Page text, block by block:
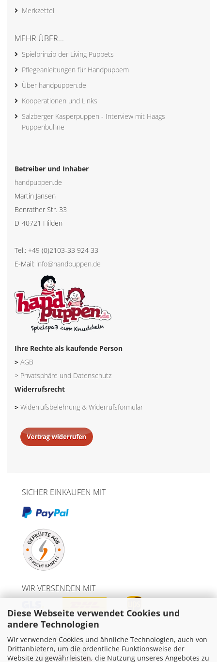
Diese Webseite verwendet Cookies und
andere Technologien
Wir verwenden Cookies und ähnliche Technologien, auch von
Drittanbietern, um die ordentliche Funktionsweise der
Website zu gewährleisten, die Nutzung unseres Angebotes zu
Merkzettel
MEHR ÜBER...
Spielprinzip der Living Puppets
Pflegeanleitungen für Handpuppem
Über handpuppen.de
Kooperationen und Links
Salzberger Kasperpuppen - Interview mit Haags
Puppenbühne
Betreiber und Inhaber
handpuppen.de
Martin Jansen
Benrather Str. 33
D-40721 Hilden
Tel.: +49 (0)2103-33 924 33
E-Mail: info@handpuppen.de
Ihre Rechte als kaufende Person
> AGB
> Privatsphäre und Datenschutz
Widerrufsrecht
> Widerrufsbelehrung & Widerrufsformular
SICHER EINKAUFEN MIT
WIR VERSENDEN MIT